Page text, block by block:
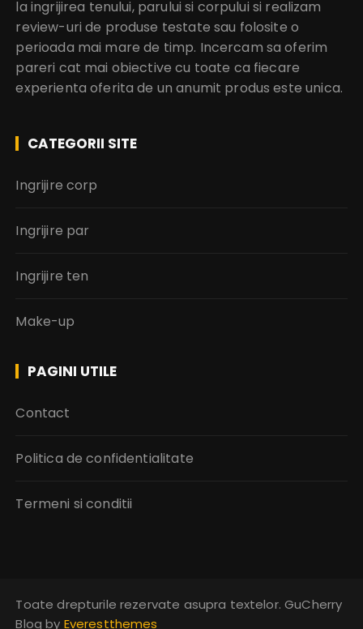
la ingrijirea tenului, parului si corpului si realizam
review-uri de produse testate sau folosite o
perioada mai mare de timp. Incercam sa oferim
pareri cat mai obiective cu toate ca fiecare
experienta oferita de un anumit produs este unica.
CATEGORII SITE
Ingrijire corp
Ingrijire par
Ingrijire ten
Make-up
PAGINI UTILE
Contact
Politica de confidentialitate
Termeni si conditii
Toate drepturile rezervate asupra textelor. GuCherry
Blog by Everestthemes